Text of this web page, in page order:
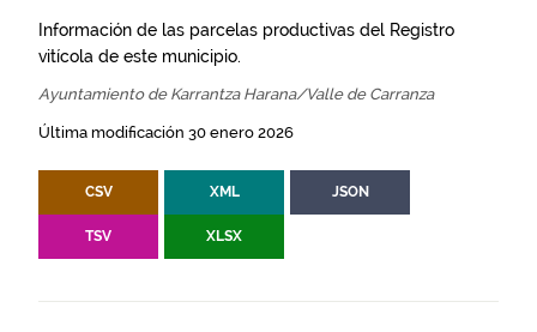
Información de las parcelas productivas del Registro
vitícola de este municipio.
Ayuntamiento de Karrantza Harana/Valle de Carranza
Última modificación 30 enero 2026
CSV XML JSON
TSV XLSX